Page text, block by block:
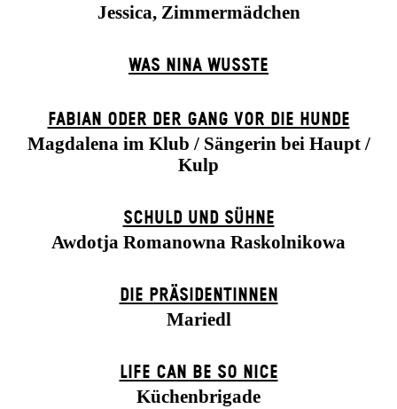
Jessica, Zimmermädchen
WAS NINA WUSSTE
FABIAN ODER DER GANG VOR DIE HUNDE
Magdalena im Klub / Sängerin bei Haupt /
Kulp
SCHULD UND SÜHNE
Awdotja Romanowna Raskolnikowa
DIE PRÄSI­DENT­INNEN
Mariedl
LIFE CAN BE SO NICE
Küchenbrigade